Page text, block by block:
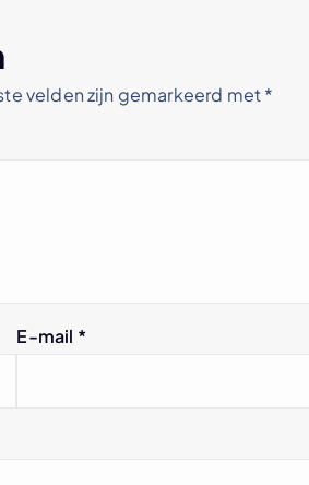
velden zijn gemarkeerd met*
E-mail *